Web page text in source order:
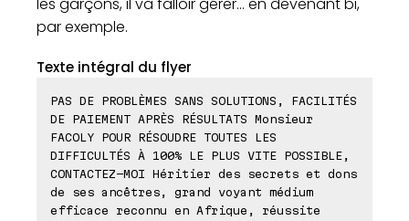
les garçons, il va falloir gérer... en devenant bi,
par exemple.
Texte intégral du flyer
PAS DE PROBLÈMES SANS SOLUTIONS, FACILITÉS
DE PAIEMENT APRÈS RÉSULTATS Monsieur
FACOLY POUR RÉSOUDRE TOUTES LES
DIFFICULTÉS À 100% LE PLUS VITE POSSIBLE,
CONTACTEZ-MOI Héritier des secrets et dons
de ses ancêtres, grand voyant médium
efficace reconnu en Afrique, réussite